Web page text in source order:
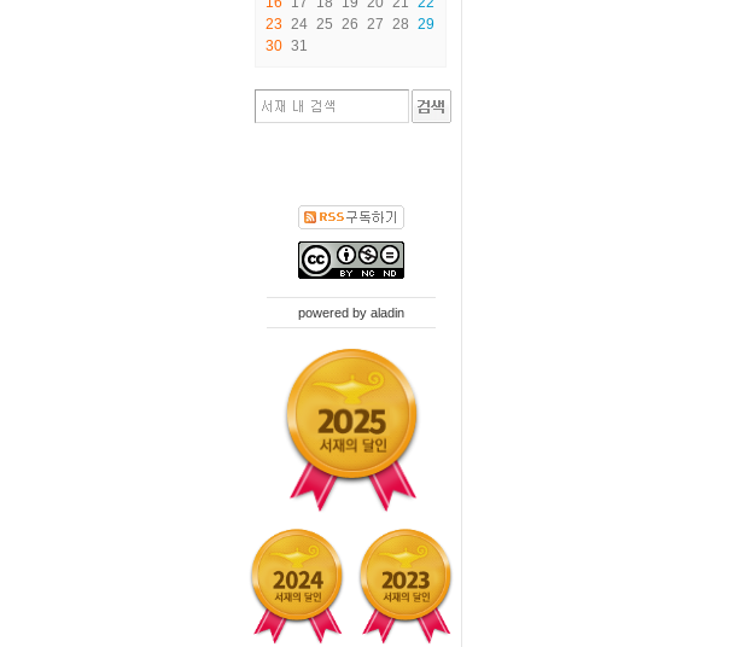
23 24 25 26 27 28 29
30 31
powered by aladin